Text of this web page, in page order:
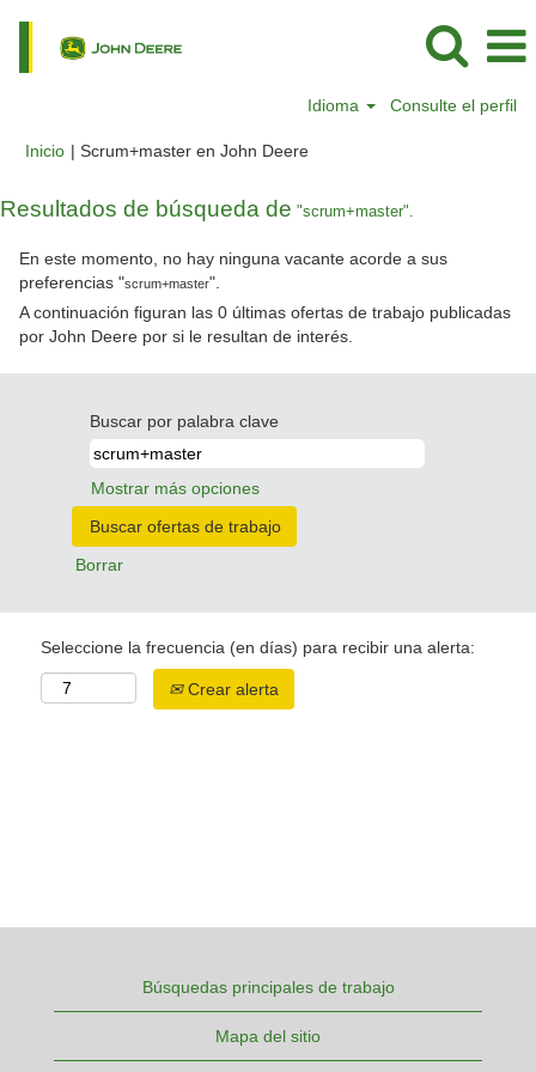
Idioma Consulte el perfil
Inicio | Scrum+master en John Deere(página
Resultados de búsqueda de "scrum+master".
En este momento, no hay ninguna vacante acorde a sus
preferencias "scrum+master".
A continuación figuran las 0 últimas ofertas de trabajo publicadas
por John Deere por si le resultan de interés.
Buscar por palabra clave
Mostrar más opciones
Borrar
Seleccione la frecuencia (en días) para recibir una alerta:
Crear alerta
Búsquedas principales de trabajo
Mapa del sitio